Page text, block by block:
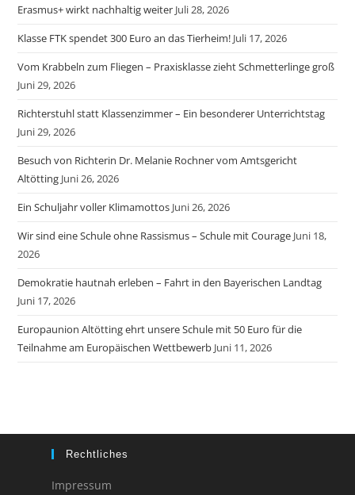
Erasmus+ wirkt nachhaltig weiter Juli 28, 2026
Klasse FTK spendet 300 Euro an das Tierheim! Juli 17, 2026
Vom Krabbeln zum Fliegen – Praxisklasse zieht Schmetterlinge groß
Juni 29, 2026
Richterstuhl statt Klassenzimmer – Ein besonderer Unterrichtstag
Juni 29, 2026
Besuch von Richterin Dr. Melanie Rochner vom Amtsgericht
Altötting Juni 26, 2026
Ein Schuljahr voller Klimamottos Juni 26, 2026
Wir sind eine Schule ohne Rassismus – Schule mit Courage Juni 18,
2026
Demokratie hautnah erleben – Fahrt in den Bayerischen Landtag
Juni 17, 2026
Europaunion Altötting ehrt unsere Schule mit 50 Euro für die
Teilnahme am Europäischen Wettbewerb Juni 11, 2026
Rechtliches
Impressum